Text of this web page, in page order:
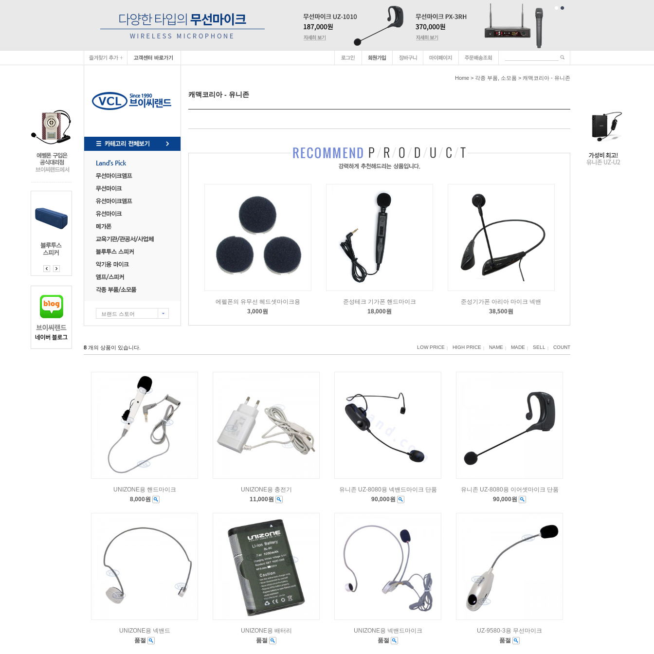
브랜드 스토어
Home > 각종 부품, 소모품 > 캐맥코리아 - 유니존
캐맥코리아 - 유니존
에펠폰의 유무선 헤드셋마이크용
3,000원
준성테크 기가폰 핸드마이크
18,000원
준성기가폰 아리아 마이크 넥밴
38,500원
8 개의 상품이 있습니다. LOW PRICE HIGH PRICE NAME MADE SELL COUNT
UNIZONE용 핸드마이크
8,000원
UNIZONE용 충전기
11,000원
유니존 UZ-8080용 넥밴드마이크 단품
90,000원
유니존 UZ-8080용 이어셋마이크 단품
90,000원
UNIZONE용 넥밴드
품절
UNIZONE용 배터리
품절
UNIZONE용 넥밴드마이크
품절
UZ-9580-3용 무선마이크
품절